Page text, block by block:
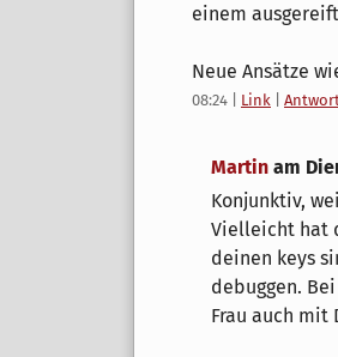
einem
Neue Ansätze
08:24 Link
Martin am
Konjunktiv,
Vielleicht hat
deinen keys
debuggen.
Frau auch mit